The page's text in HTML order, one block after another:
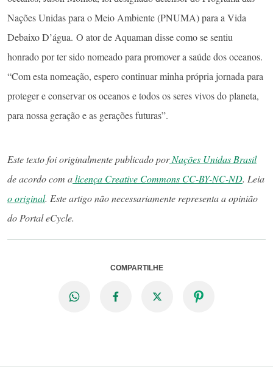
Nações Unidas para o Meio Ambiente (PNUMA) para a Vida
Debaixo D’água. O ator de Aquaman disse como se sentiu
honrado por ter sido nomeado para promover a saúde dos oceanos.
“Com esta nomeação, espero continuar minha própria jornada para
proteger e conservar os oceanos e todos os seres vivos do planeta,
para nossa geração e as gerações futuras”.
Este texto foi originalmente publicado porNações Unidas Brasil
de acordo com alicença Creative Commons CC-BY-NC-ND. Leia
o original. Este artigo não necessariamente representa a opinião
do Portal eCycle.
COMPARTILHE